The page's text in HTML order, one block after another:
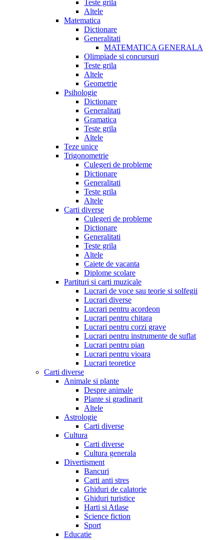
Teste grila
Altele
Matematica
Dictionare
Generalitati
MATEMATICA GENERALA
Olimpiade si concursuri
Teste grila
Altele
Geometrie
Psihologie
Dictionare
Generalitati
Gramatica
Teste grila
Altele
Teze unice
Trigonometrie
Culegeri de probleme
Dictionare
Generalitati
Teste grila
Altele
Carti diverse
Culegeri de probleme
Dictionare
Generalitati
Teste grila
Altele
Caiete de vacanta
Diplome scolare
Partituri si carti muzicale
Lucrari de voce sau teorie si solfegii
Lucrari diverse
Lucrari pentru acordeon
Lucrari pentru chitara
Lucrari pentru corzi grave
Lucrari pentru instrumente de suflat
Lucrari pentru pian
Lucrari pentru vioara
Lucrari teoretice
Carti diverse
Animale si plante
Despre animale
Plante si gradinarit
Altele
Astrologie
Carti diverse
Cultura
Carti diverse
Cultura generala
Divertisment
Bancuri
Carti anti stres
Ghiduri de calatorie
Ghiduri turistice
Harti si Atlase
Science fiction
Sport
Educatie